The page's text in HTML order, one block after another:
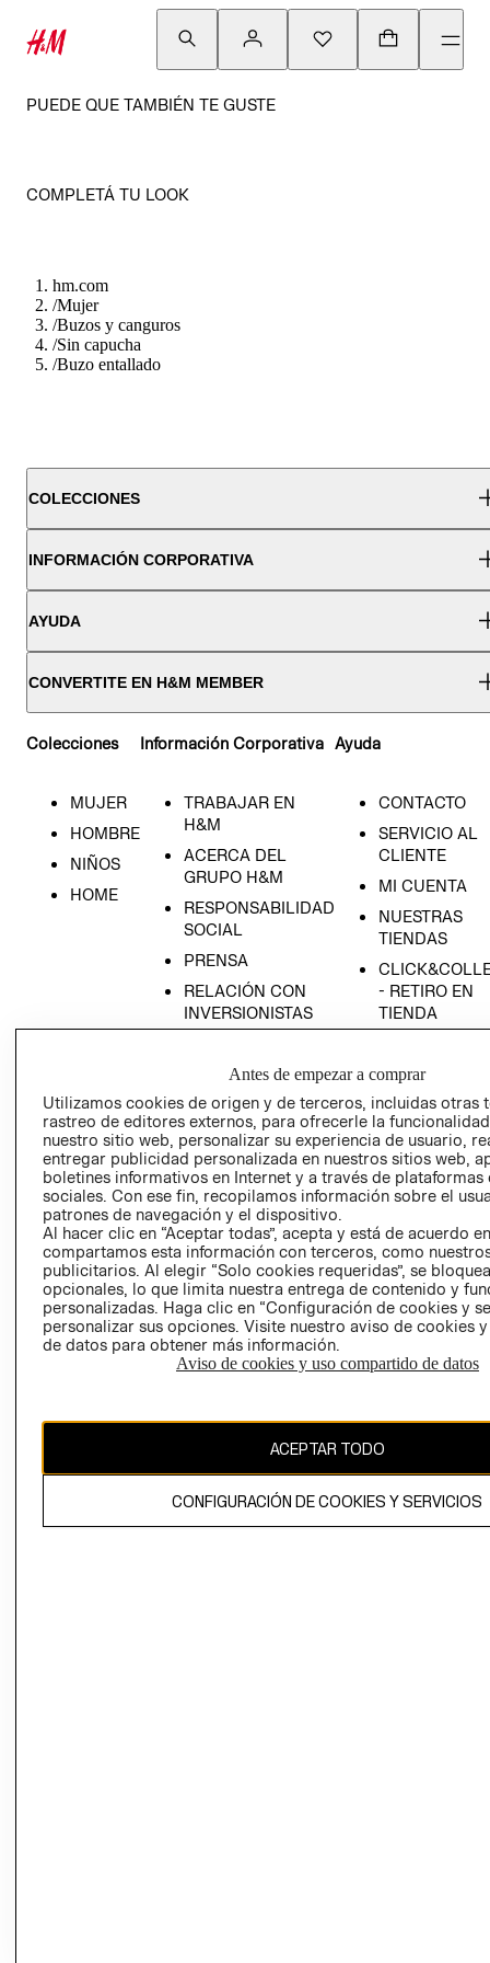
PUEDE QUE TAMBIÉN TE GUSTE
COMPLETÁ TU LOOK
hm.com
/Mujer
/Buzos y canguros
/Sin capucha
/Buzo entallado
COLECCIONES
INFORMACIÓN CORPORATIVA
AYUDA
CONVERTITE EN H&M MEMBER
Colecciones
MUJER
HOMBRE
NIÑOS
HOME
Información Corporativa
TRABAJAR EN
H&M
ACERCA DEL
GRUPO H&M
RESPONSABILIDAD
SOCIAL
PRENSA
RELACIÓN CON
INVERSIONISTAS
EMPRESARIAL
Ayuda
CONTACTO
SERVICIO AL
CLIENTE
MI CUENTA
NUESTRAS
TIENDAS
- RETIRO EN
TIENDA
AVISO DE
PRIVACIDAD
GIFT CARD
AVISO DE
COOKIES
Uruguay ($U)
El contenido de esta página web está protegido por copyright y es
propiedad de H&M Hennes & Mauritz AB.
Antes de empezar a comprar
Utilizamos cookies de origen y de terceros, incluidas otras
rastreo de editores externos, para ofrecerle la
nuestro sitio web, personalizar su experiencia de usuario,
entregar publicidad personalizada en nuestros sitios web,
boletines informativos en Internet y a través de plataformas
sociales. Con ese fin, recopilamos información sobre el
patrones de navegación y el dispositivo.
Al hacer clic en “Aceptar todas”, acepta y está de acuerdo
compartamos esta información con terceros, como
publicitarios. Al elegir “Solo cookies requeridas”, se
opcionales, lo que limita nuestra entrega de contenido y
personalizadas. Haga clic en “Configuración de cookies y
personalizar sus opciones. Visite nuestro aviso de cookies
de datos para obtener más información.
Aviso de cookies y uso compartido de datos
ACEPTAR TODO
CONFIGURACIÓN DE COOKIES Y SERVICIOS